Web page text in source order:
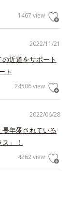
1467 view
2022/11/21
近道をサポート
ト
24506 view
2022/06/28
長年愛されている
」！
4262 view